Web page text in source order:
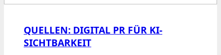
QUELLEN: DIGITAL PR FÜR KI-
SICHTBARKEIT